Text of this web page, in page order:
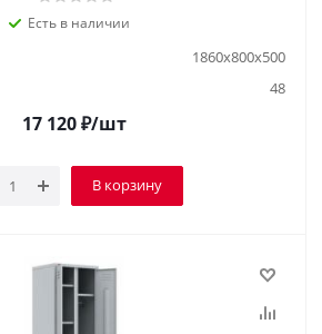
Есть в наличии
1860х800х500
48
17 120₽/шт
В корзину